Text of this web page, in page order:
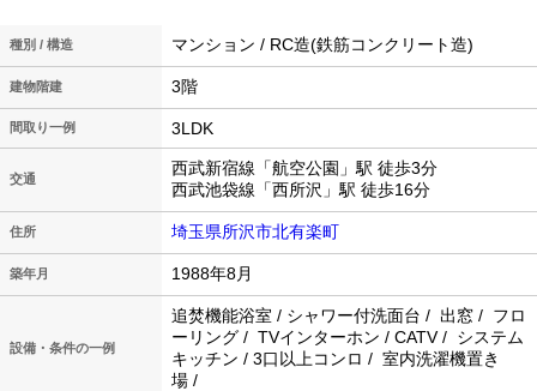
種別 / 構造 マンション / RC造(鉄筋コンクリート造)
建物階建 3階
間取り一例 3LDK
交通
西武新宿線「航空公園」駅 徒歩3分
西武池袋線「西所沢」駅 徒歩16分
住所 埼玉県所沢市北有楽町
築年月 1988年8月
設備・条件の一例
追焚機能浴室 / シャワー付洗面台 / 出窓 / フロ
ーリング / TVインターホン / CATV / システム
キッチン / 3口以上コンロ / 室内洗濯機置き
場 /